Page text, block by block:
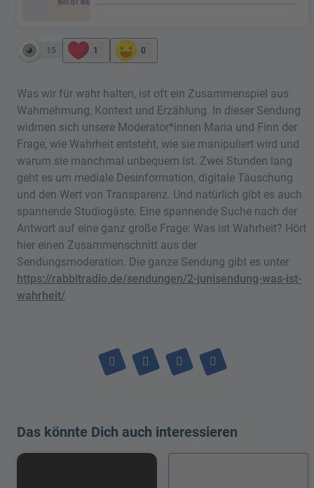
15 1 0
Was wir für wahr halten, ist oft ein Zusammenspiel aus
Wahrnehmung, Kontext und Erzählung. In dieser Sendung
widmen sich unsere Moderator*innen Maria und Finn der
Frage, wie Wahrheit entsteht, wie sie manipuliert wird und
warum sie manchmal unbequem ist. Zwei Stunden lang
geht es um mediale Desinformation, digitale Täuschung
und den Wert von Transparenz. Und natürlich gibt es auch
spannende Studiogäste. Eine spannende Suche nach der
Antwort auf eine ganz große Frage: Was ist Wahrheit? Hört
hier einen Zusammenschnitt aus der
Sendungsmoderation. Die ganze Sendung gibt es unter
https://rabbitradio.de/sendungen/2-junisendung-was-ist-
wahrheit/
Das könnte Dich auch interessieren